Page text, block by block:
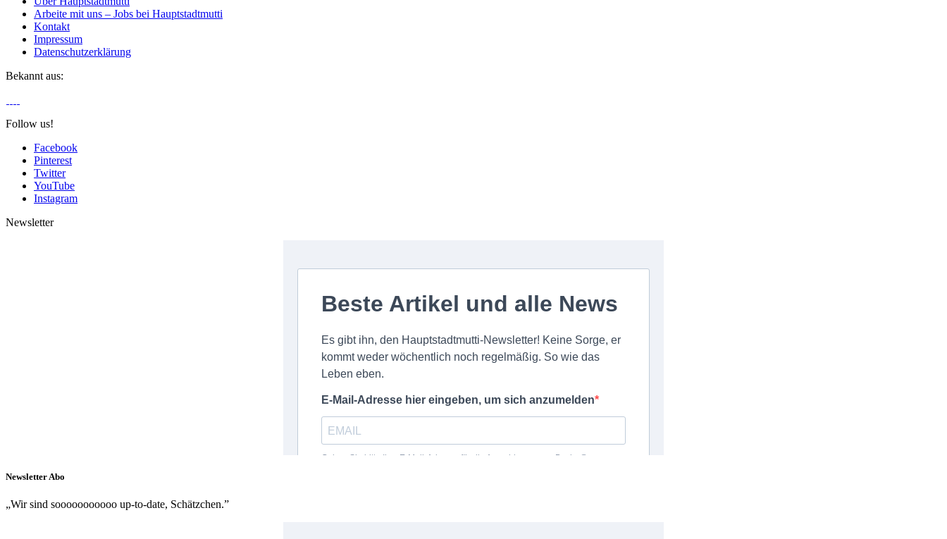
Arbeite mit uns – Jobs bei Hauptstadtmutti
Kontakt
Impressum
Datenschutzerklärung
Bekannt aus:
Follow us!
Facebook
Pinterest
Twitter
YouTube
Instagram
Newsletter
Newsletter Abo
„Wir sind sooooooooooo up-to-date, Schätzchen.”